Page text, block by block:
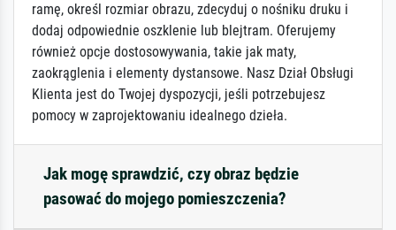
ramę, określ rozmiar obrazu, zdecyduj o nośniku druku i
dodaj odpowiednie oszklenie lub blejtram. Oferujemy
również opcje dostosowywania, takie jak maty,
zaokrąglenia i elementy dystansowe. Nasz Dział Obsługi
Klienta jest do Twojej dyspozycji, jeśli potrzebujesz
pomocy w zaprojektowaniu idealnego dzieła.
Jak mogę sprawdzić, czy obraz będzie
pasować do mojego pomieszczenia?